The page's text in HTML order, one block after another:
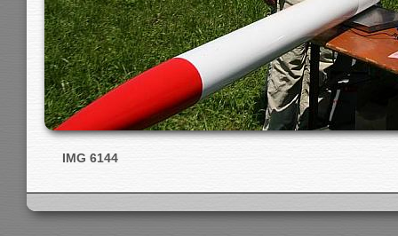
IMG 6144